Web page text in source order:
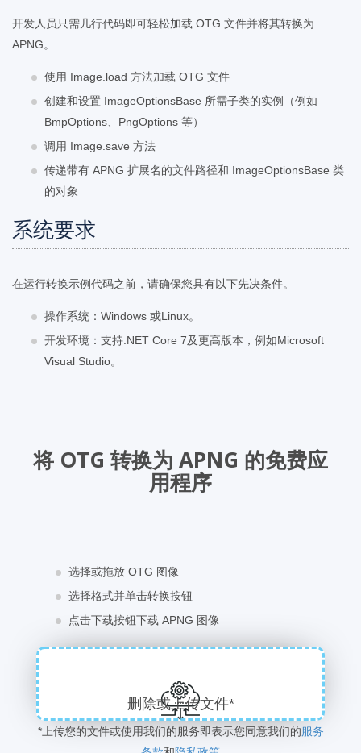
开发人员只需几行代码即可轻松加载 OTG 文件并将其转换为
APNG。
使用 Image.load 方法加载 OTG 文件
创建和设置 ImageOptionsBase 所需子类的实例（例如
BmpOptions、PngOptions 等）
调用 Image.save 方法
传递带有 APNG 扩展名的文件路径和 ImageOptionsBase 类
的对象
系统要求
在运行转换示例代码之前，请确保您具有以下先决条件。
操作系统：Windows 或Linux。
开发环境：支持.NET Core 7及更高版本，例如Microsoft
Visual Studio。
将 OTG 转换为 APNG 的免费应
用程序
选择或拖放 OTG 图像
选择格式并单击转换按钮
点击下载按钮下载 APNG 图像
删除或上传文件*
*上传您的文件或使用我们的服务即表示您同意我们的服务